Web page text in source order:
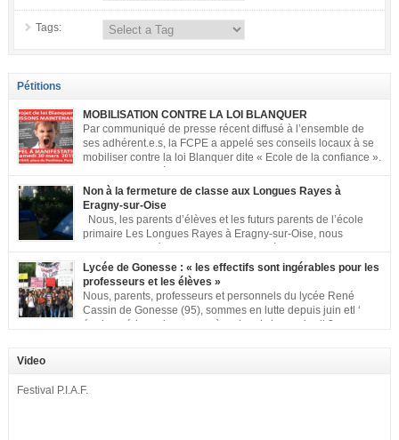
Tags:
Pétitions
MOBILISATION CONTRE LA LOI BLANQUER
Par communiqué de presse récent diffusé à l’ensemble de
ses adhérent.e.s, la FCPE a appelé ses conseils locaux à se
mobiliser contre la loi Blanquer dite « Ecole de la confiance ».
met à votre disposition ce kit de mobilisation comprenant : 1 affiche
appelant […]
Non à la fermeture de classe aux Longues Rayes à
Eragny-sur-Oise
Nous, les parents d’élèves et les futurs parents de l’école
primaire Les Longues Rayes à Eragny-sur-Oise, nous
classe aux Longues Rayes ». Non à la dégradation continue des conditions
d’accueil et d’apprentissage de nos enfants à l’école primaire. Chaque
enfant a droit à […]
Lycée de Gonesse : « les effectifs sont ingérables pour les
professeurs et les élèves »
Nous, parents, professeurs et personnels du lycée René
Cassin de Gonesse (95), sommes en lutte depuis juin etl ‘
équipe pédagogique en grève depuis le vendredi 2
nombreuses classes de première et […]
Video
Festival P.I.A.F.